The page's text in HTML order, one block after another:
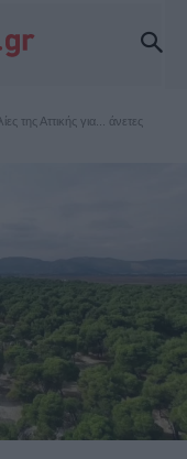
της Αττικής για... άνετες